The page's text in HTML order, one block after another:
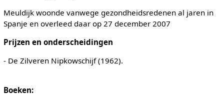
Meuldijk woonde vanwege gezondheidsredenen al jaren in
Spanje en overleed daar op 27 december 2007
Prijzen en onderscheidingen
- De Zilveren Nipkowschijf (1962).
Boeken: